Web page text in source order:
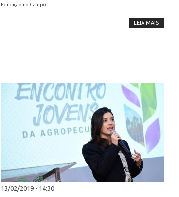
Educação no Campo
LEIA MAIS
13/02/2019 - 14:30